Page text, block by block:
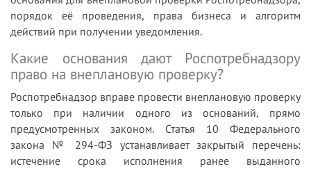
порядок её проведения, права бизнеса и алгоритм
действий при получении уведомления.
Какие основания дают Роспотребнадзору
право на внеплановую проверку?
Роспотребнадзор вправе провести внеплановую проверку
только при наличии одного из оснований, прямо
предусмотренных законом. Статья 10 Федерального
закона № 294-ФЗ устанавливает закрытый перечень:
истечение срока исполнения ранее выданного